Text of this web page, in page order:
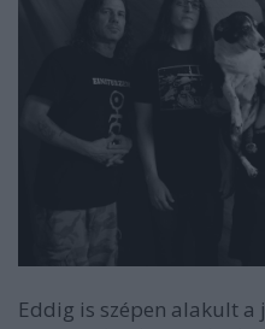
Eddig is szépen alakult a